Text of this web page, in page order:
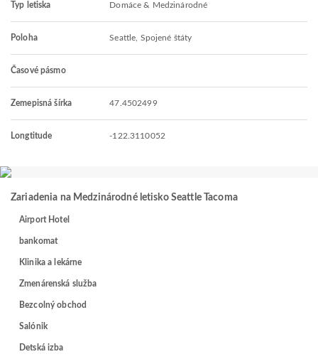
Typ letiska Domáce & Medzinárodné
Poloha Seattle, Spojené štáty
Časové pásmo
Zemepisná šírka 47.4502499
Longtitude -122.3110052
Zariadenia na Medzinárodné letisko Seattle Tacoma
Airport Hotel
bankomat
Klinika a lekárne
Zmenárenská služba
Bezcolný obchod
Salónik
Detská izba